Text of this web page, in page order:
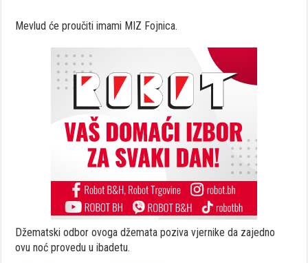
Mevlud će proučiti imami MIZ Fojnica.
Džematski odbor ovoga džemata poziva vjernike da zajedno
ovu noć provedu u ibadetu.